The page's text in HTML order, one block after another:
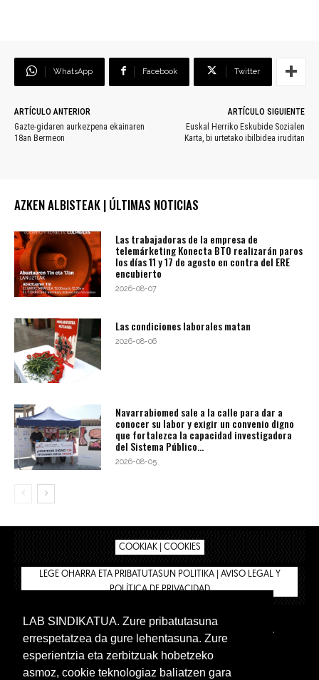
WhatsApp Facebook Twitter
ARTÍCULO ANTERIOR
Gazte-gidaren aurkezpena ekainaren
18an Bermeon
ARTÍCULO SIGUIENTE
Euskal Herriko Eskubide Sozialen
Karta, bi urtetako ibilbidea iruditan
AZKEN ALBISTEAK | ÚLTIMAS NOTICIAS
Las trabajadoras de la empresa de
telemárketing Konecta BTO realizarán paros
los días 11 y 17 de agosto en contra del ERE
encubierto
2026-08-07
Las condiciones laborales matan
2026-08-06
Navarrabiomed sale a la calle para dar a
conocer su labor y exigir un convenio digno
que fortalezca la capacidad investigadora
del Sistema Público...
2026-08-05
COOKIAK | COOKIES
LEGE OHARRA ETA PRIBATUTASUN POLITIKA | AVISO LEGAL Y
POLÍTICA DE PRIVACIDAD
BIZILAN.EUS
TIENDA
INTRANET 🔑
Euskera Castellano
LAB SINDIKATUA. Zure pribatutasuna
errespetatzea da gure lehentasuna. Zure
esperientzia eta zerbitzuak hobetzeko
asmoz, cookie teknologiaz baliatzen gara